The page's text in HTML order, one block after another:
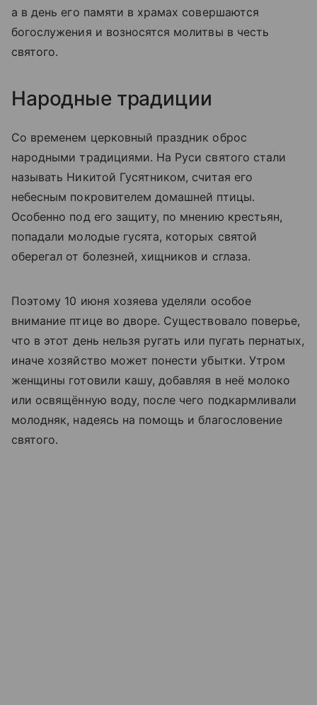
а в день его памяти в храмах совершаются
богослужения и возносятся молитвы в честь
святого.
Народные традиции
Со временем церковный праздник оброс
народными традициями. На Руси святого стали
называть Никитой Гусятником, считая его
небесным покровителем домашней птицы.
Особенно под его защиту, по мнению крестьян,
попадали молодые гусята, которых святой
оберегал от болезней, хищников и сглаза.
Поэтому 10 июня хозяева уделяли особое
внимание птице во дворе. Существовало поверье,
что в этот день нельзя ругать или пугать пернатых,
иначе хозяйство может понести убытки. Утром
женщины готовили кашу, добавляя в неё молоко
или освящённую воду, после чего подкармливали
молодняк, надеясь на помощь и благословение
святого.